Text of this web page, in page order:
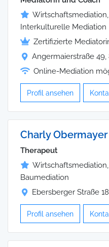
Interkulturelle Mediation
Zertifizierte
Angermaierstraße 49,
Online-Mediation
Profil ansehen
Charly Obermayer
Therapeut
Baumediation
Ebersberger Straße
Profil ansehen